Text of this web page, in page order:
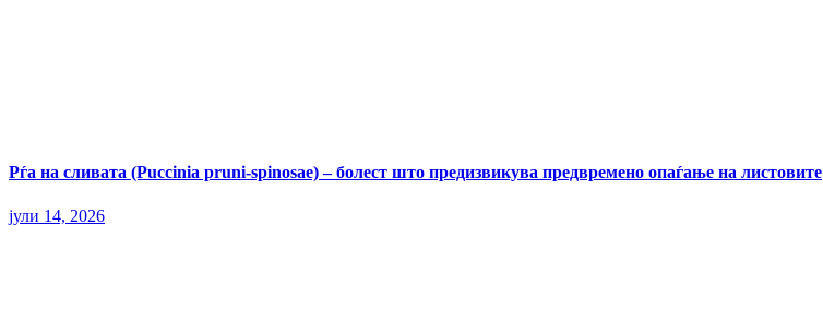
Рѓа на сливата (Puccinia pruni-spinosae) – болест што предизвикува предвремено опаѓање на листовите
јули 14, 2026